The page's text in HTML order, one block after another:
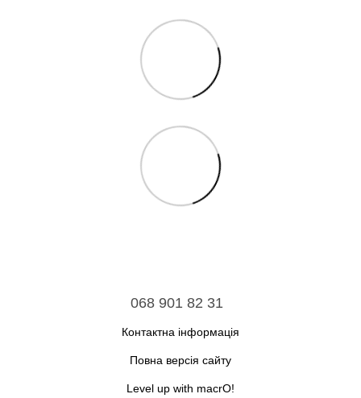
068 901 82 31
Контактна інформація
Повна версія сайту
Level up with macrO!